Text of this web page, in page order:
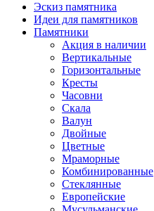
Эскиз памятника
Идеи для памятников
Памятники
Акция в наличии
Вертикальные
Горизонтальные
Кресты
Часовни
Скала
Валун
Двойные
Цветные
Мраморные
Комбинированные
Стеклянные
Европейские